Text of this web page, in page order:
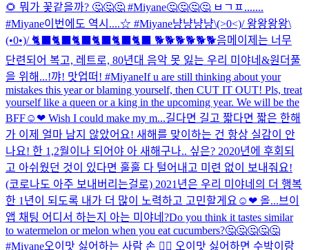
🌻 뭐가 꽃같을까? 🤔🤔🤔 #Miyane🤔🤔🤔🤔 ㅂㄱㅍ.......
#Miyane이번에도 역시....☆ #Miyane냥냥냥냥\(>0<)/ 왕왕왕왕\
(•0•)/ 🐈‍⬛🐈‍⬛🐈‍⬛🐈‍⬛🐈‍⬛🐈‍⬛ 🐕🐕🐕🐕🐕🐕음메 이제는 너무
단련되어 복고, 레트로, 80년대 음악 못 잃는 우리 미야네&원더풀
을 위해...!꺄! 맛업떠! #MiyaneIf u are still thinking about your
mistakes this year or blaming yourself, then CUT IT OUT! Pls, treat
yourself like a queen or a king in the upcoming year. We will be the
BFF☺❤ Wish I could make my m...길다면 길고 짧다면 짧은 한해
가 이제 얼마 남지 않았어요! 새해를 맞이하는 건 항상 실감이 안
나요! 한 1,2월이나 되어야 아 새해구나.. 싶은? 2020년에 후회되
고 아쉬웠던 것이 있다면 훌훌 다 털어내고 미련 없이 보내줘요!
(코로나도 아주 보내버리는걸로) 2021년은 우리 미야네의 더 행복
한 1년이 되도록 내가 더 많이 노력하고 고민할게요☺❤ 올...브이
앱 채팅 어디서 하는지 아는 미야네?Do you think it tastes similar
to watermelon or melon when you eat cucumbers?🤔🤔🤔🤔🤔
#Miyane오이맛 싫어하는 사람 손 🙋‍♀️ 오이맛 싫어하면 수박이랑